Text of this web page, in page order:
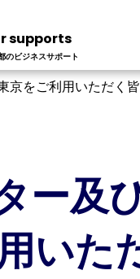
supports
のビジネスサポート
京をご利用いただく
ー及
いた